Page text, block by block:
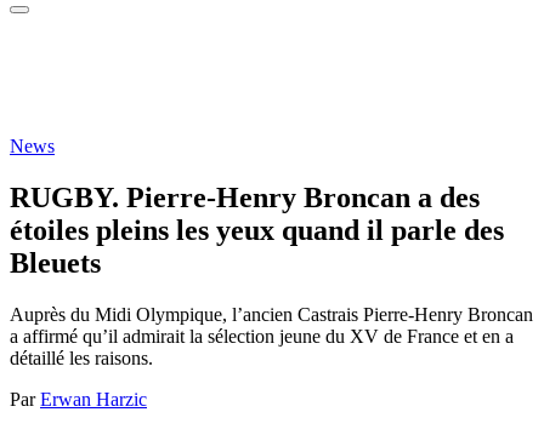
News
RUGBY. Pierre-Henry Broncan a des
étoiles pleins les yeux quand il parle des
Bleuets
Auprès du Midi Olympique, l’ancien Castrais Pierre-Henry Broncan
a affirmé qu’il admirait la sélection jeune du XV de France et en a
détaillé les raisons.
Par Erwan Harzic